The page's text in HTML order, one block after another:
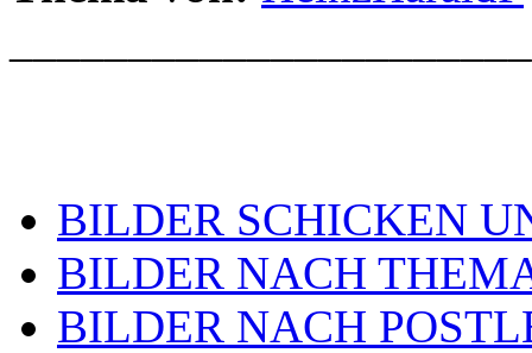
BILDER SCHICKEN
BILDER NACH
BILDER NACH